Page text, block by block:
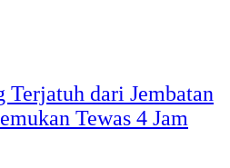
Terjatuh dari Jembatan
Tewas 4 Jam